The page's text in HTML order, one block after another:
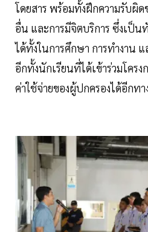
โดยสาร พร้อมทั้งฝึกความรับผิ
อื่น และการมีจิตบริการ ซึ่งเป็
ได้ทั้งในการศึกษา การทำงาน
อีกทั้งนักเรียนที่ได้เข้าร่วมโครง
ค่าใช้จ่ายของผู้ปกครองได้อีกทา